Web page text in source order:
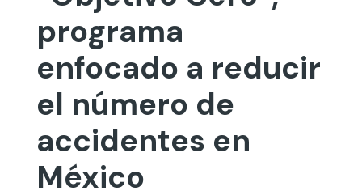
programa
enfocado a reducir
el número de
accidentes en
México